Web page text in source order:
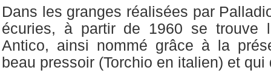
Dans les granges réalisées par
écuries, à partir de 1960 se trouve
Antico, ainsi nommé grâce à la
beau pressoir (Torchio en italien) et qui